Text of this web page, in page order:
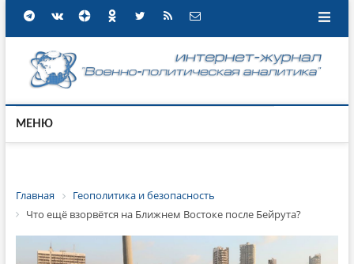
МЕНЮ
Главная
Геополитика и безопасность
Что ещё взорвётся на Ближнем Востоке после Бейрута?